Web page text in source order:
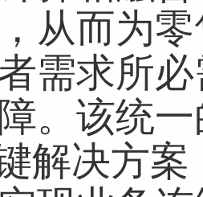
从而为
需求所
。该统
解决方